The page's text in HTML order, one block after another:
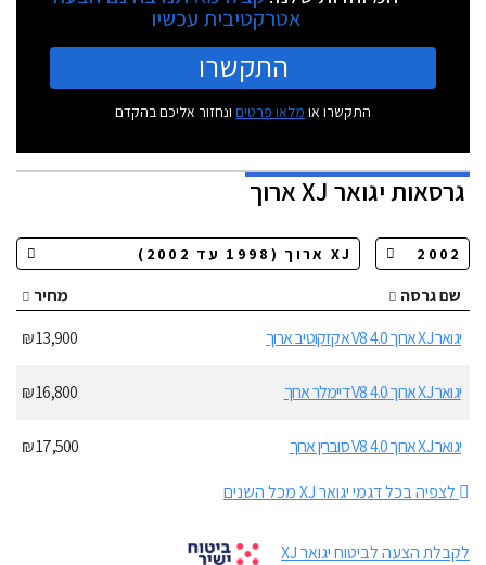
אטרקטיבית עכשיו
התקשרו
התקשרו או מלאו פרטים ונחזור אליכם בהקדם
גרסאותיגואר XJ ארוך
שם גרסה
מחיר
יגואר XJ ארוך 4.0 V8 אקזקוטיב ארוך
13,900 ₪
יגואר XJ ארוך 4.0 V8 דיימלר ארוך 16,800 ₪
יגואר XJ ארוך 4.0 V8 סוברין ארוך
17,500 ₪
לצפיה בכל דגמי יגואר XJ מכל השנים
לקבלת הצעה לביטוח יגואר XJ